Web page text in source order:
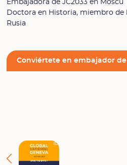
Embajadora de JC2033 en Moscú
Doctora en Historia, miembro de
Rusia
Conviértete en embajador de